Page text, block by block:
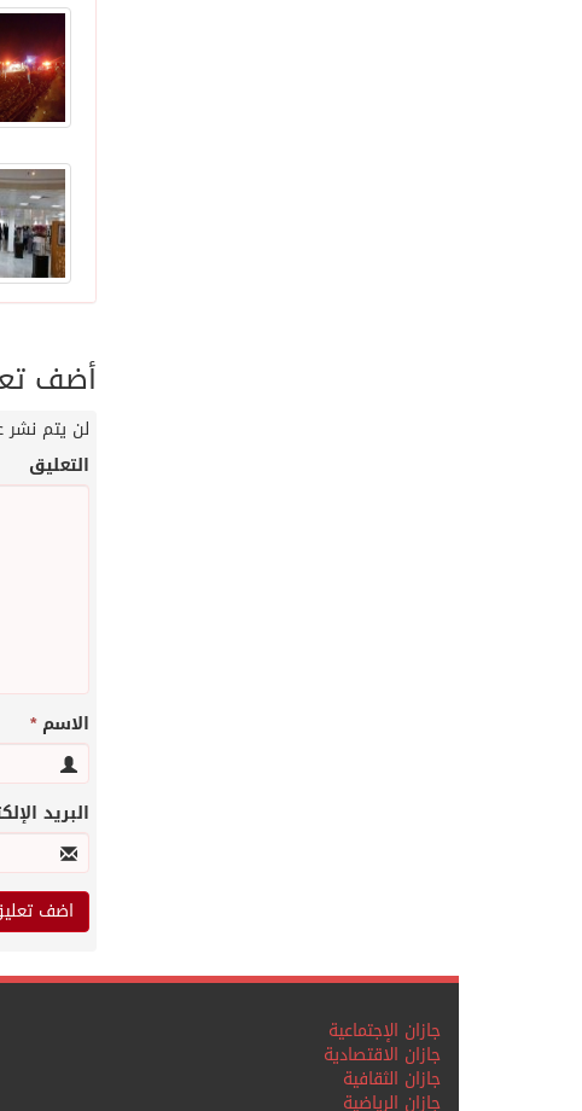
أضف
لن يتم نشر
التعليق
الاسم*
البريد
جازان الإجتماعية
جازان الاقتصادية
جازان الثقافية
جازان الرياضية